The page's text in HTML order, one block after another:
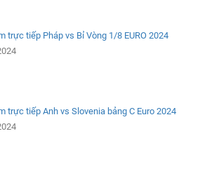
trực tiếp Pháp vs Bỉ Vòng 1/8 EURO 2024
trực tiếp Anh vs Slovenia bảng C Euro 2024